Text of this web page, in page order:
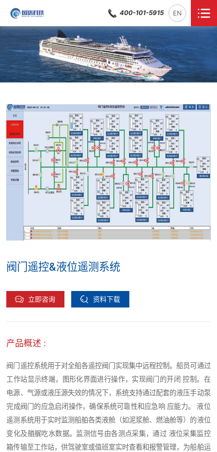
400-101-5915 EN
阀门遥控&液位遥测系统
立即咨询 资料下载
产品概述 :
阀门遥控系统用于对全船各遥控阀门实现集中远程控制。船员可通过
工作站显示终端，图形化界面进行操作，实现阀门的开闭 控制。在
电源、气源或液压源失效的情况下，系统支持通过配套的液压手动泵
完成阀门的应急启闭操作，确保系统可靠性和应急响 应能力。 液位
遥测系统用于实时监测船舶各类液舱（如泥浆舱、燃油舱等）的液位
变化及艏艉吃水数据。监测信号由各测点采集，通过 液位采集监控
箱传输至工作站，供驾驶室或值班室实时查看和报警管理，为船舶运